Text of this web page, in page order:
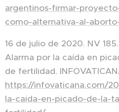
argentinos-firmar-
como-alternativa-al-
16 de julio de 2020. NV 185.
Alarma por la caída en
de fertilidad.
https://infovaticana.com/
la-caida-en-picado-de-la-